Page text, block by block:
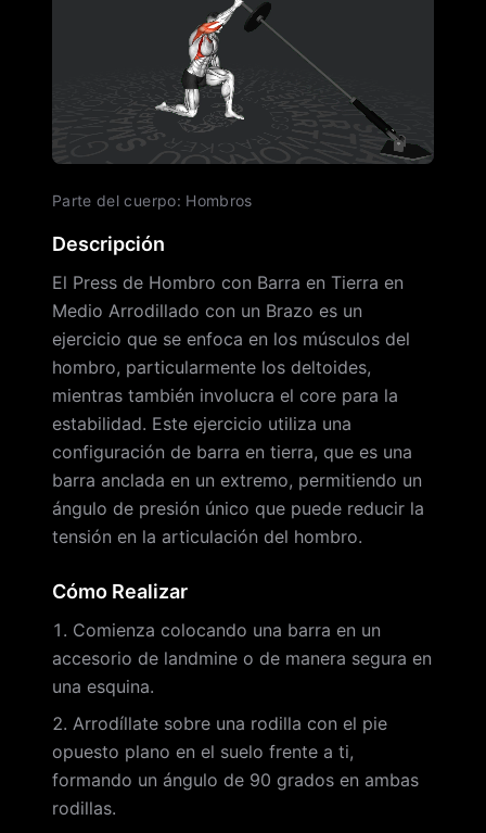
Parte del cuerpo: Hombros
Descripción
El Press de Hombro con Barra en Tierra en
Medio Arrodillado con un Brazo es un
ejercicio que se enfoca en los músculos del
hombro, particularmente los deltoides,
mientras también involucra el core para la
estabilidad. Este ejercicio utiliza una
configuración de barra en tierra, que es una
barra anclada en un extremo, permitiendo un
ángulo de presión único que puede reducir la
tensión en la articulación del hombro.
Cómo Realizar
Comienza colocando una barra en un
accesorio de landmine o de manera segura en
una esquina.
Arrodíllate sobre una rodilla con el pie
opuesto plano en el suelo frente a ti,
formando un ángulo de 90 grados en ambas
rodillas.